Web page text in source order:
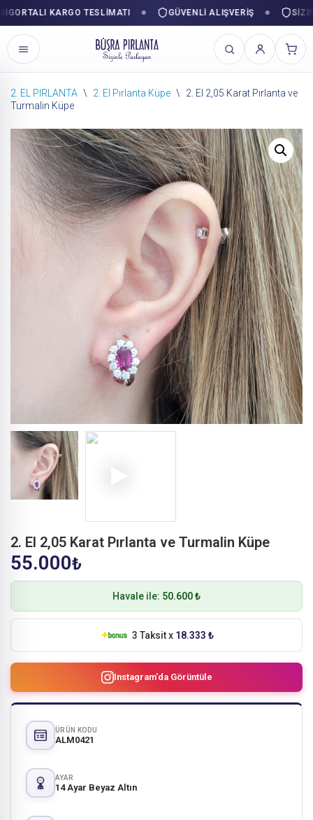
KARGO TESLIMATI GÜVENLI ALIŞVERIŞ
İçeriğe
2. EL PIRLANTA \ 2. El Pırlanta Küpe \
2. El 2,05 Karat Pırlanta ve
Turmalin Küpe
2. El 2,05 Karat Pırlanta ve Turmalin Küpe
55.000₺
Havale ile: 50.600 ₺
3 Taksit x 18.333 ₺
Instagram'da Görüntüle
ÜRÜN KODU
ALM0421
AYAR
14 Ayar Beyaz Altın